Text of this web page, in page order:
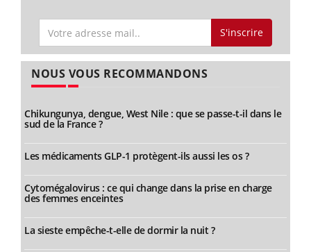
S'inscrire
NOUS VOUS RECOMMANDONS
Chikungunya, dengue, West Nile : que se passe-t-il dans le
sud de la France ?
Les médicaments GLP-1 protègent-ils aussi les os ?
Cytomégalovirus : ce qui change dans la prise en charge
des femmes enceintes
La sieste empêche-t-elle de dormir la nuit ?